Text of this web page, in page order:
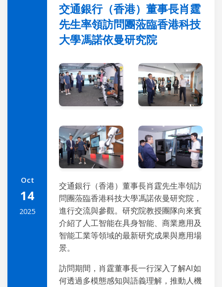
Oct
14
2025
交通銀行（香港）董事長肖霆
先生率領訪問團蒞臨香港科技
大學馮諾依曼研究院
交通銀行（香港）董事長肖霆先生率領訪
問團蒞臨香港科技大學馮諾依曼研究院，
進行交流與參觀。研究院教授團隊向來賓
介紹了人工智能在具身智能、商業應用及
智能工業等領域的最新研究成果與應用場
景。
訪問期間，肖霆董事長一行深入了解AI如
何透過多模態感知與語義理解，推動人機